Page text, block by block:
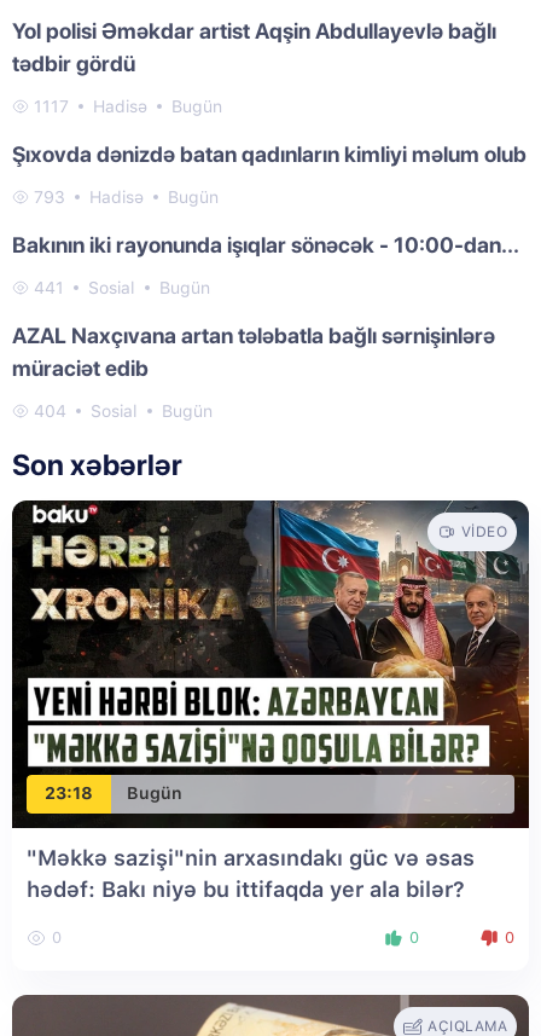
Yol polisi Əməkdar artist Aqşin Abdullayevlə bağlı
tədbir gördü
1117 Hadisə Bugün
Şıxovda dənizdə batan qadınların kimliyi məlum olub
793 Hadisə Bugün
Bakının iki rayonunda işıqlar sönəcək - 10:00-dan...
441 Sosial Bugün
AZAL Naxçıvana artan tələbatla bağlı sərnişinlərə
müraciət edib
404 Sosial Bugün
Son xəbərlər
23:18 Bugün
VIDEO
"Məkkə sazişi"nin arxasındakı güc və əsas
hədəf: Bakı niyə bu ittifaqda yer ala bilər?
0 0 0
AÇIQLAMA